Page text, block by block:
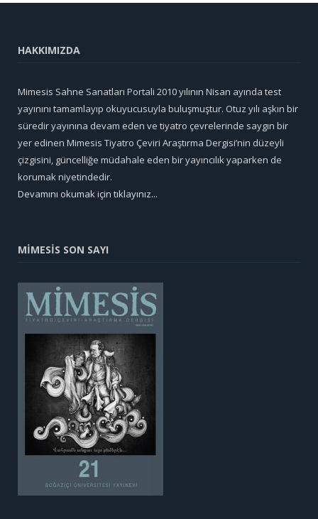
HAKKIMIZDA
Mimesis Sahne Sanatları Portali 2010 yılının Nisan ayında test
yayınını tamamlayıp okuyucusuyla buluşmuştur. Otuz yılı aşkın bir
süredir yayınına devam eden ve tiyatro çevrelerinde saygın bir
yer edinen Mimesis Tiyatro Çeviri Araştırma Dergisi’nin düzeyli
çizgisini, güncelliğe müdahale eden bir yayıncılık yaparken de
korumak niyetindedir.
Devamını okumak için tıklayınız...
MİMESİS SON SAYI